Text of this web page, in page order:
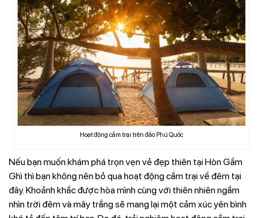
Hoạt động cắm trại trên đảo Phú Quốc
Nếu bạn muốn khám phá trọn vẹn vẻ đẹp thiên tại Hòn Gầm
Ghì thì bạn không nên bỏ qua hoạt động cắm trại về đêm tại
đây. Khoảnh khắc được hòa mình cùng với thiên nhiên ngắm
nhìn trời đêm và mây trắng sẽ mang lại một cảm xúc yên bình